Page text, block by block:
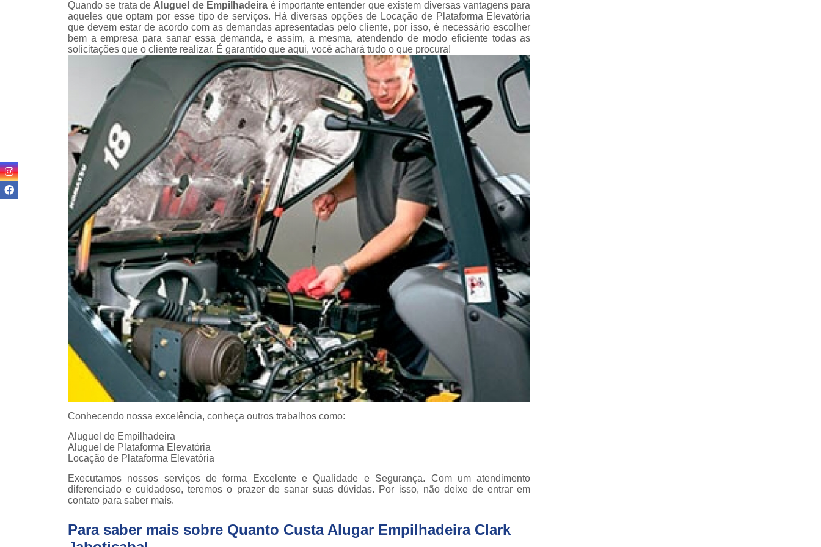
tesoura
Venda de
empilhadeiras
Venda de
empilhadeiras
skam
Venda de peças
para
empilhadeiras
Conserto de Empilhadeira Manual
Conserto de Empilhadeira Toyota
Conserto para Empilhadeira Industrial
Conserto para Empilhadeira Trilateral
Conserto de Empilhadeira Elétrica Articulada
Conserto de Empilhadeira Elétrica de Contrapeso
Conserto de Empilhadeira Elétrica Hangcha
Conserto de Empilhadeira Elétrica Locação
Conserto de Empilhadeira Elétrica para Alugar
Conserto de Empilhadeira Elétrica para Corredores Estreitos
Conserto de Empilhadeira Elétrica para Locação
Conserto de Empilhadeira Elétrica Skam
Conserto de Empilhadeira Elétrica Toyota
Conserto de Empilhadeira Elétrica Tracionaria
Conserto de Empilhadeira Hidráulica Elétrica
Empilhadeira Balançada e Contrabalançada Guarulhos
Empilhadeira Contrabalançada 4 Rodas Jundiaí
Empilhadeira Contrabalançada com Torre Retrátil Itu
Empilhadeira Contrabalançada à Lítio Várzea Paulista
Quando se trata de Aluguel de Empilhadeira é importante entender que existem diversas vantagens para
aqueles que optam por esse tipo de serviços. Há diversas opções de Locação de Plataforma Elevatória
que devem estar de acordo com as demandas apresentadas pelo cliente, por isso, é necessário escolher
bem a empresa para sanar essa demanda, e assim, a mesma, atendendo de modo eficiente todas as
solicitações que o cliente realizar. É garantido que aqui, você achará tudo o que procura!
Conhecendo nossa excelência, conheça outros trabalhos como:
Aluguel de Empilhadeira
Aluguel de Plataforma Elevatória
Locação de Plataforma Elevatória
Executamos nossos serviços de forma Excelente e Qualidade e Segurança. Com um atendimento
diferenciado e cuidadoso, teremos o prazer de sanar suas dúvidas. Por isso, não deixe de entrar em
contato para saber mais.
Para saber mais sobre Quanto Custa Alugar Empilhadeira Clark